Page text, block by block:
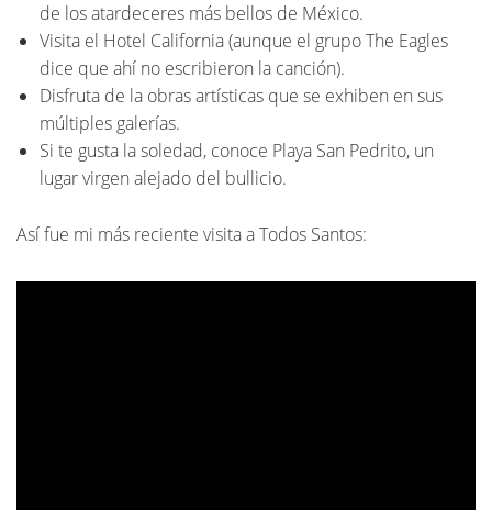
de los atardeceres más bellos de México.
Visita el Hotel California (aunque el grupo The Eagles
dice que ahí no escribieron la canción).
Disfruta de la obras artísticas que se exhiben en sus
múltiples galerías.
Si te gusta la soledad, conoce Playa San Pedrito, un
lugar virgen alejado del bullicio.
Así fue mi más reciente visita a Todos Santos: